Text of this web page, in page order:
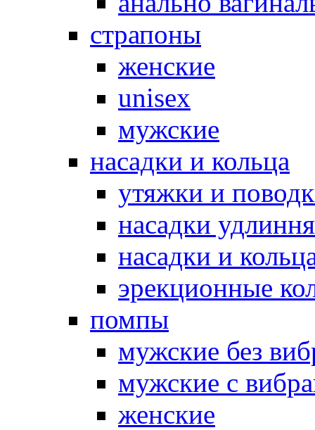
страпоны
женские
unisex
мужские
насадки и кольца
утяжки и
насадки
насадки и
эрекционные
помпы
мужские без
мужские с
женские